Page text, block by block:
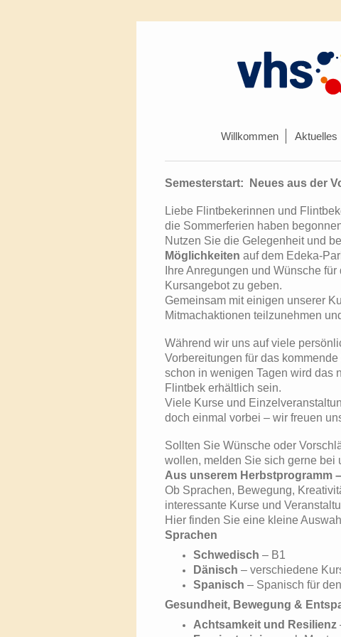
Willkommen Aktuelles
Semesterstart: Neues aus der
Liebe Flintbekerinnen und
die Sommerferien haben
Nutzen Sie die Gelegenheit und
Möglichkeiten auf dem Edeka-
Ihre Anregungen und Wünsche
Kursangebot zu geben.
Gemeinsam mit einigen unserer
Mitmachaktionen teilzunehmen
Während wir uns auf viele
Vorbereitungen für das
schon in wenigen Tagen wird das
Flintbek erhältlich sein.
Viele Kurse und
doch einmal vorbei – wir freuen
Sollten Sie Wünsche oder
wollen, melden Sie sich gerne bei
Aus unserem Herbstprogramm
Ob Sprachen, Bewegung,
interessante Kurse und
Hier finden Sie eine kleine
Sprachen
Schwedisch – B1
Dänisch – verschiedene
Spanisch – Spanisch für
Gesundheit, Bewegung &
Achtsamkeit und Resilienz